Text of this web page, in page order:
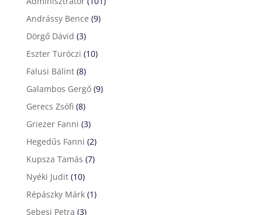
Andrássy Bence (9)
Dörgő Dávid (3)
Eszter Turóczi (10)
Falusi Bálint(8)
Galambos Gergő(9)
Gerecs Zsófi (8)
Griezer Fanni (3)
Hegedűs Fanni (2)
Kupsza Tamás (7)
Nyéki Judit(10)
Répászky Márk(1)
Sebesi Petra (3)